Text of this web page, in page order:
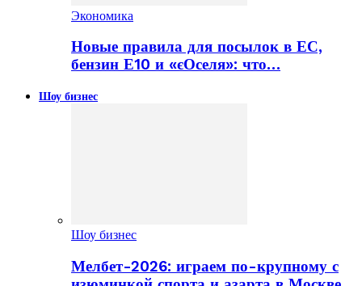
Экономика
Новые правила для посылок в ЕС,
бензин Е10 и «єОселя»: что…
Шоу бизнес
Шоу бизнес
Мелбет-2026: играем по-крупному с